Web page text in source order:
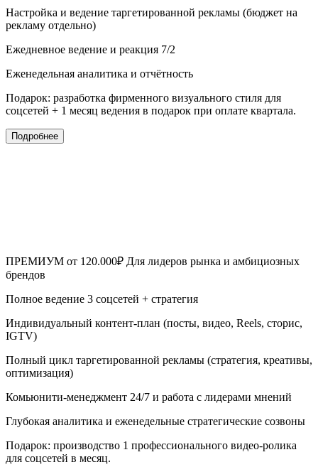
Настройка и ведение таргетированной рекламы (бюджет на
рекламу отдельно)
Ежедневное ведение и реакция 7/2
Еженедельная аналитика и отчётность
Подарок: разработка фирменного визуального стиля для
соцсетей + 1 месяц ведения в подарок при оплате квартала.
Подробнее
ПРЕМИУМ от 120.000₽ Для лидеров рынка и амбициозных
брендов
Полное ведение 3 соцсетей + стратегия
Индивидуальный контент-план (посты, видео, Reels, сторис,
IGTV)
Полный цикл таргетированной рекламы (стратегия, креативы,
оптимизация)
Комьюнити-менеджмент 24/7 и работа с лидерами мнений
Глубокая аналитика и еженедельные стратегические созвоны
Подарок: производство 1 профессионального видео-ролика
для соцсетей в месяц.